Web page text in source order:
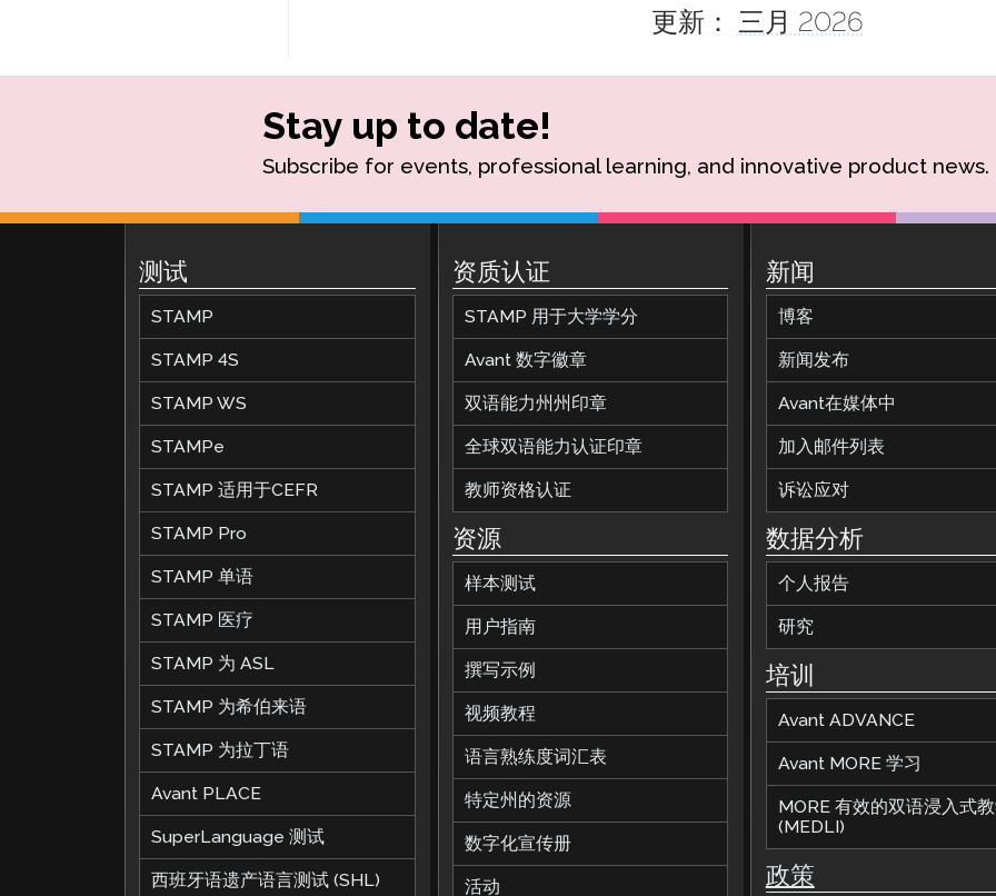
更新： 三月 2026
Stay up to date!
Subscribe for events, professional learning, and innovative product news.
测试
STAMP
STAMP 4S
STAMP WS
STAMPe
STAMP 适用于CEFR
STAMP Pro
STAMP 单语
STAMP 医疗
STAMP 为 ASL
STAMP 为希伯来语
STAMP 为拉丁语
Avant PLACE
SuperLanguage 测试
西班牙语遗产语言测试 (SHL)
资质认证
STAMP 用于大学学分
Avant 数字徽章
双语能力州州印章
全球双语能力认证印章
教师资格认证
资源
样本测试
用户指南
撰写示例
视频教程
语言熟练度词汇表
特定州的资源
数字化宣传册
活动
新闻
博客
新闻发布
Avant在媒体中
加入邮件列表
诉讼应对
数据分析
个人报告
研究
培训
Avant ADVANCE
Avant MORE 学习
MORE 有效的双语浸入式
(MEDLI)
政策